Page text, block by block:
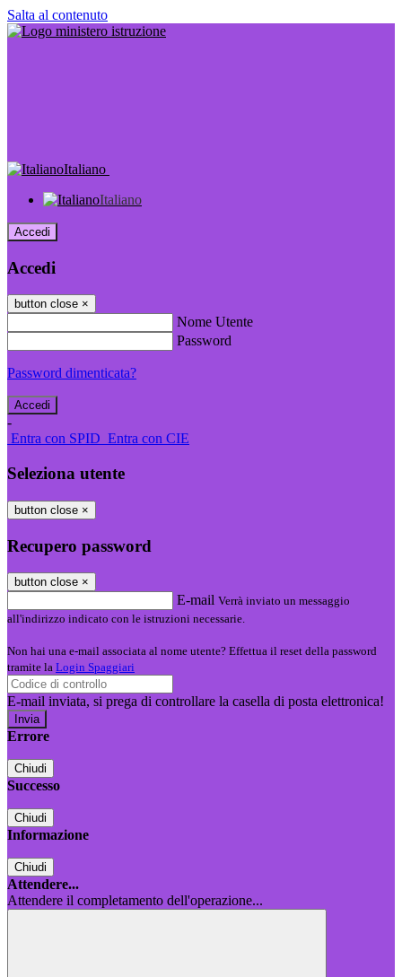
Salta al contenuto
Italiano
Italiano
Accedi
Accedi
button close ×
Nome Utente
Password
Password dimenticata?
-
Entra con SPID Entra con CIE
Seleziona utente
button close ×
Recupero password
button close ×
E-mail Verrà inviato un messaggio
all'indirizzo indicato con le istruzioni necessarie.
Non hai una e-mail associata al nome utente? Effettua il reset della password
tramite la Login Spaggiari
E-mail inviata, si prega di controllare la casella di posta elettronica!
Errore
Chiudi
Successo
Chiudi
Informazione
Chiudi
Attendere...
Attendere il completamento dell'operazione...